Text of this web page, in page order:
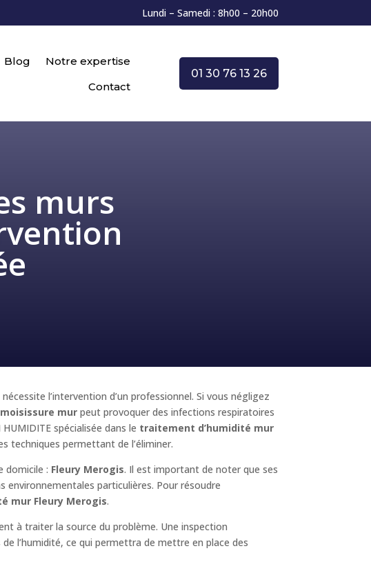
Lundi – Samedi : 8h00 – 20h00
Blog
Notre expertise
Contact
01 30 76 13 26
murs
l’intervention d’un professionnel. Si vous négligez
moisissure mur peut provoquer des infections respiratoires
spécialisée dans le traitement d’humidité mur
techniques permettant de l’éliminer.
domicile : Fleury Merogis. Il est important de noter que ses
environnementales particulières. Pour résoudre
mur Fleury Merogis.
à traiter la source du problème. Une inspection
l’humidité, ce qui permettra de mettre en place des